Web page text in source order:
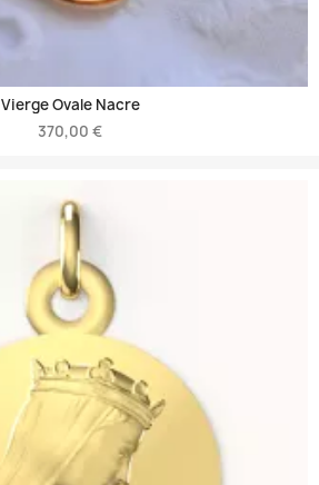
Vierge Ovale Nacre
370,00 €